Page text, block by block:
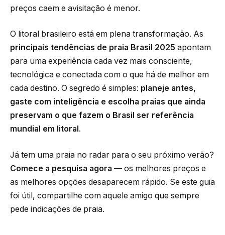
preços caem e avisitação é menor.
O litoral brasileiro está em plena transformação. As
principais tendências de praia Brasil 2025 apontam
para uma experiência cada vez mais consciente,
tecnológica e conectada com o que há de melhor em
cada destino. O segredo é simples: planeje antes,
gaste com inteligência e escolha praias que ainda
preservam o que fazem o Brasil ser referência
mundial em litoral.
Já tem uma praia no radar para o seu próximo verão?
Comece a pesquisa agora — os melhores preços e
as melhores opções desaparecem rápido. Se este guia
foi útil, compartilhe com aquele amigo que sempre
pede indicações de praia.